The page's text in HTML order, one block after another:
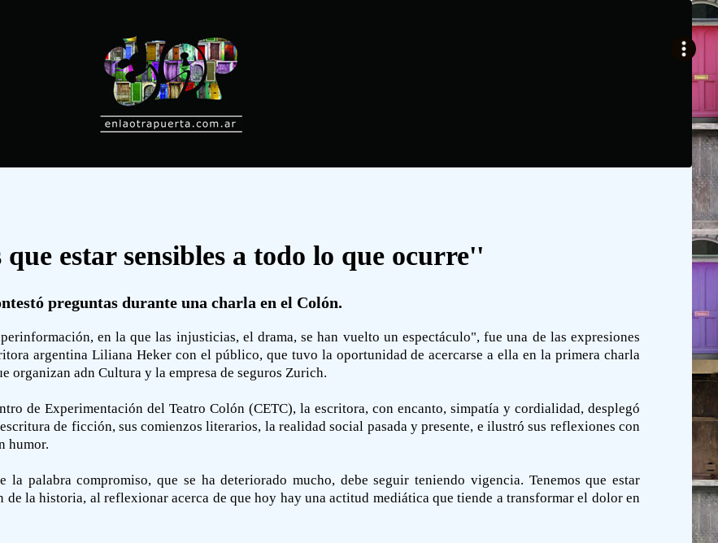
estar sensibles a todo lo que ocurre''
preguntas durante una charla en el Colón.
en la que las injusticias, el drama, se han vuelto un espectáculo", fue una de las expresiones
argentina Liliana Heker con el público, que tuvo la oportunidad de acercarse a ella en la primera charla
organizan adn Cultura y la empresa de seguros Zurich.
de Experimentación del Teatro Colón (CETC), la escritora, con encanto, simpatía y cordialidad, desplegó
de ficción, sus comienzos literarios, la realidad social pasada y presente, e ilustró sus reflexiones con
humor.
palabra compromiso, que se ha deteriorado mucho, debe seguir teniendo vigencia. Tenemos que estar
la historia, al reflexionar acerca de que hoy hay una actitud mediática que tiende a transformar el dolor en